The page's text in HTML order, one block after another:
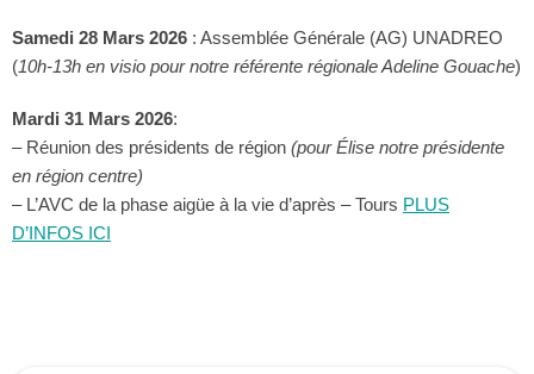
Samedi 28 Mars 2026 : Assemblée Générale (AG) UNADREO
(10h-13h en visio pour notre référente régionale Adeline Gouache)
Mardi 31 Mars 2026:
– Réunion des présidents de région (pour Élise notre présidente
en région centre)
–L’AVC de la phase aigüe à la vie d’après – Tours PLUS
D’INFOS ICI